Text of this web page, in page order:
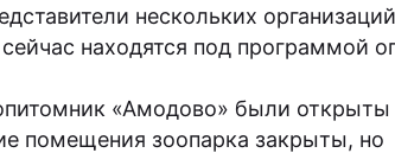
нескольких
находятся под программой
«Амодово» были открыты
помещения зоопарка закрыты, но